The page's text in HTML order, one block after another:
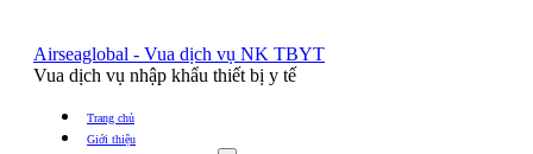
Airseaglobal - Vua dịch vụ NK TBYT
Vua dịch vụ nhập khẩu thiết bị y tế
Trang chủ
Giới thiệu